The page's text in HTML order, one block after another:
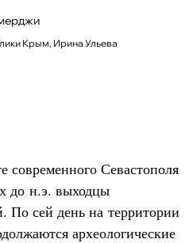
Крым, Ирина Ульева
современного Севастополя
до н.э. выходцы
По сей день на территории
археологические